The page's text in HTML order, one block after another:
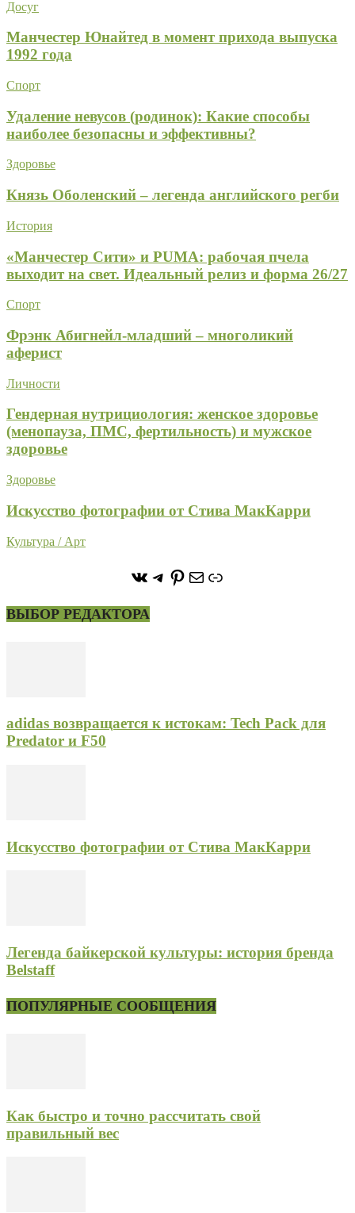
Досуг
Манчестер Юнайтед в момент прихода выпуска
1992 года
Спорт
Удаление невусов (родинок): Какие способы
наиболее безопасны и эффективны?
Здоровье
Князь Оболенский – легенда английского регби
История
«Манчестер Сити» и PUMA: рабочая пчела
выходит на свет. Идеальный релиз и форма 26/27
Спорт
Фрэнк Абигнейл-младший – многоликий
аферист
Личности
Гендерная нутрициология: женское здоровье
(менопауза, ПМС, фертильность) и мужское
здоровье
Здоровье
Искусство фотографии от Стива МакКарри
Культура / Арт
https://vk.com/
https://t.me/stoneforest
https://
ПочтаСсылка
ВЫБОР РЕДАКТОРА
adidas возвращается к истокам: Tech Pack для
Predator и F50
Искусство фотографии от Стива МакКарри
Легенда байкерской культуры: история бренда
Belstaff
ПОПУЛЯРНЫЕ СООБЩЕНИЯ
Как быстро и точно рассчитать свой
правильный вес